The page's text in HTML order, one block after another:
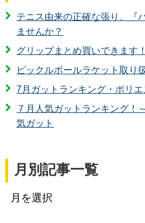
テニス由来の正確な張り。『
ませんか？
グリップまとめ買いできます！
ピックルボールラケット取り
7月ガットランキング・ポリ
７月人気ガットランキング！
気ガット
月別記事一覧